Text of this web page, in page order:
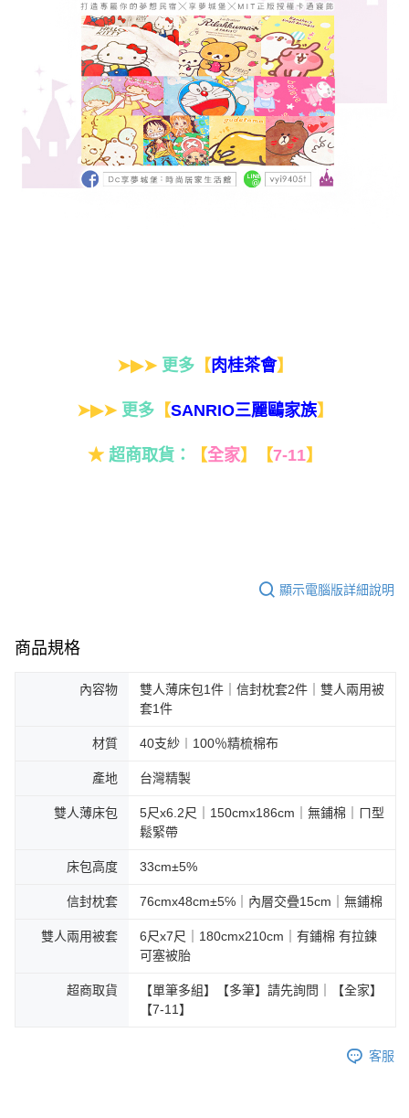
➤▶➤ 更多【肉桂茶會】
➤▶➤ 更多【SANRIO三麗鷗家族】
★ 超商取貨： 【全家】 【7-11】
顯示電腦版詳細說明
商品規格
內容物
雙人薄床包1件｜信封枕套2件｜雙人兩用被
套1件
材質 40支紗︱100％精梳棉布
產地 台灣精製
雙人薄床包
5尺x6.2尺｜150cmx186cm｜無鋪棉｜ㄇ型
鬆緊帶
床包高度 33cm±5%
信封枕套 76cmx48cm±5℅｜內層交疊15cm｜無鋪棉
雙人兩用被套
6尺x7尺｜180cmx210cm｜有鋪棉 有拉鍊
可塞被胎
超商取貨
【單筆多組】【多筆】請先詢問｜【全家】
【7-11】
客服